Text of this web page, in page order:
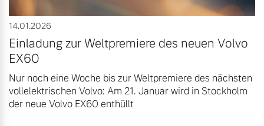
14.01.2026
Einladung zur Weltpremiere des neuen Volvo
EX60
Nur noch eine Woche bis zur Weltpremiere des nächsten
vollelektrischen Volvo: Am 21. Januar wird in Stockholm
der neue Volvo EX60 enthüllt